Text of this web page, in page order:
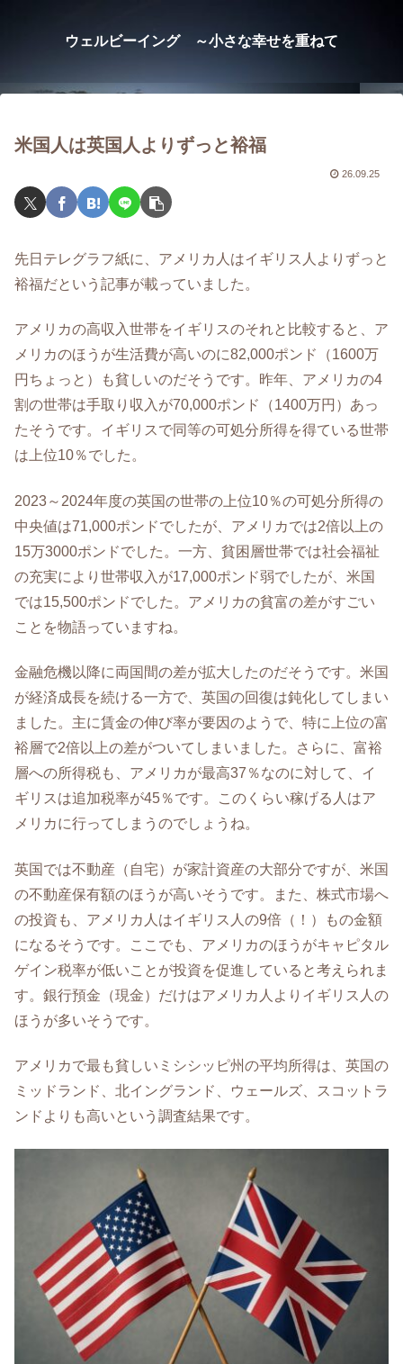
ウェルビーイング ～小さな幸せを重ねて
米国人は英国人よりずっと裕福
26.09.25
先日テレグラフ紙に、アメリカ人はイギリス人よりずっと
裕福だという記事が載っていました。
アメリカの高収入世帯をイギリスのそれと比較すると、ア
メリカのほうが生活費が高いのに82,000ポンド（1600万
円ちょっと）も貧しいのだそうです。昨年、アメリカの4
割の世帯は手取り収入が70,000ポンド（1400万円）あっ
たそうです。イギリスで同等の可処分所得を得ている世帯
は上位10％でした。
2023～2024年度の英国の世帯の上位10％の可処分所得の
中央値は71,000ポンドでしたが、アメリカでは2倍以上の
15万3000ポンドでした。一方、貧困層世帯では社会福祉
の充実により世帯収入が17,000ポンド弱でしたが、米国
では15,500ポンドでした。アメリカの貧富の差がすごい
ことを物語っていますね。
金融危機以降に両国間の差が拡大したのだそうです。米国
が経済成長を続ける一方で、英国の回復は鈍化してしまい
ました。主に賃金の伸び率が要因のようで、特に上位の富
裕層で2倍以上の差がついてしまいました。さらに、富裕
層への所得税も、アメリカが最高37％なのに対して、イ
ギリスは追加税率が45％です。このくらい稼げる人はア
メリカに行ってしまうのでしょうね。
英国では不動産（自宅）が家計資産の大部分ですが、米国
の不動産保有額のほうが高いそうです。また、株式市場へ
の投資も、アメリカ人はイギリス人の9倍（！）もの金額
になるそうです。ここでも、アメリカのほうがキャピタル
ゲイン税率が低いことが投資を促進していると考えられま
す。銀行預金（現金）だけはアメリカ人よりイギリス人の
ほうが多いそうです。
アメリカで最も貧しいミシシッピ州の平均所得は、英国の
ミッドランド、北イングランド、ウェールズ、スコットラ
ンドよりも高いという調査結果です。